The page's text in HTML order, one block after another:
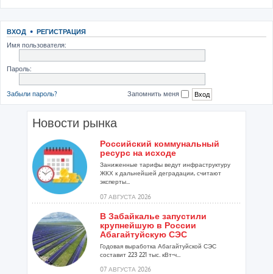
ВХОД • РЕГИСТРАЦИЯ
Имя пользователя:
Пароль:
Забыли пароль? Запомнить меня
Новости рынка
Российский коммунальный
ресурс на исходе
Заниженные тарифы ведут инфраструктуру
ЖКХ к дальнейшей деградации, считают
эксперты...
07 АВГУСТА 2026
В Забайкалье запустили
крупнейшую в России
Абагайтуйскую СЭС
Годовая выработка Абагайтуйской СЭС
составит 223 221 тыс. кВт-ч...
07 АВГУСТА 2026